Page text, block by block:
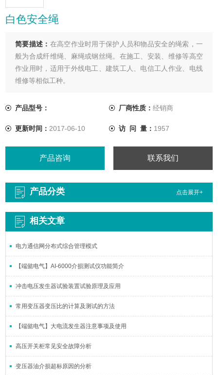
白色安全绳
简要描述： 在高空作业时用于保护人员和物品安全的绳索，一
般为合成纤维绳、麻绳或钢丝绳。在施工、安装、维修等高空
作业用时，适用于外线电工、建筑工人、电信工人作业、电线
维修等相似工种。
产品型号： 厂商性质： 经销商
更新时间： 2017-06-10 访 问 量： 1957
产品咨询 联系我们
产品分类 点击展开+
相关文章
电力通信网分布式综合管理模式
【端懿电气】AI-6000介损测试仪功能简介
冲击电压发生器试验装置试验原理及应用
常用变压器变压比的计算及测试的方法
【端懿电气】大电流发生器注意事项及使用
高压开关柜常见安全故障分析
变压器油介损超标原因的分析